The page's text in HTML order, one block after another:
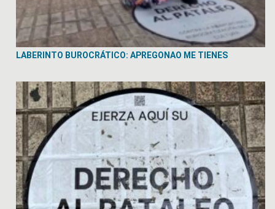
LABERINTO BUROCRÁTICO: APREGONAO ME TIENES